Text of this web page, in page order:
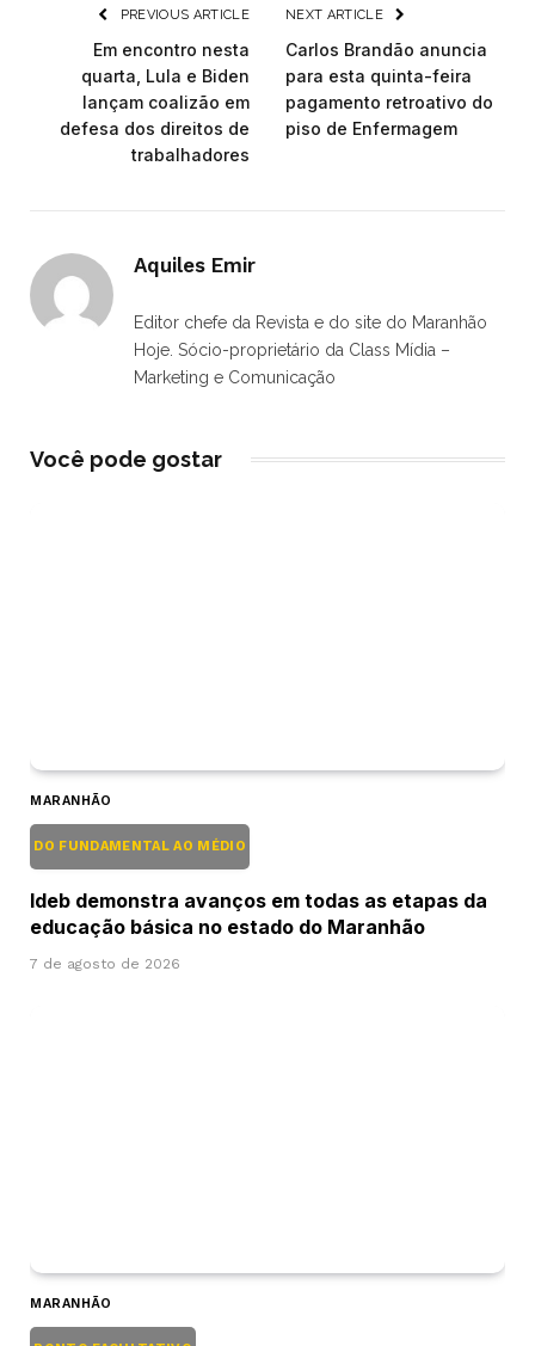
PREVIOUS ARTICLE
Em encontro nesta
quarta, Lula e Biden
lançam coalizão em
defesa dos direitos de
trabalhadores
NEXT ARTICLE
Carlos Brandão anuncia
para esta quinta-feira
pagamento retroativo do
piso de Enfermagem
Aquiles Emir
Editor chefe da Revista e do site do Maranhão
Hoje. Sócio-proprietário da Class Mídia –
Marketing e Comunicação
Você pode gostar
MARANHÃO
DO FUNDAMENTAL AO MÉDIO
Ideb demonstra avanços em todas as etapas da
educação básica no estado do Maranhão
7 de agosto de 2026
MARANHÃO